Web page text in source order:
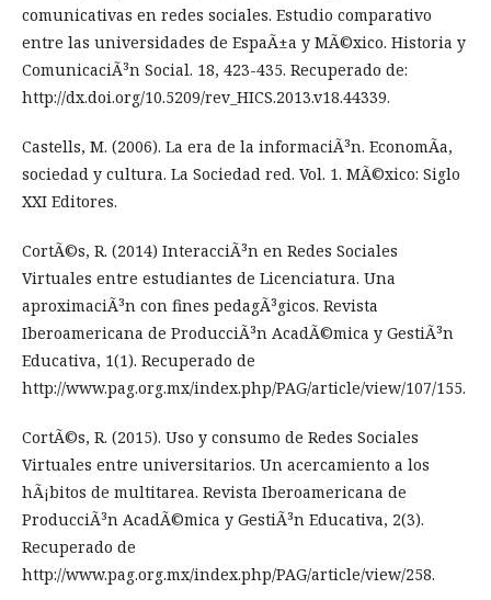
comunicativas en redes sociales. Estudio comparativo
entre las universidades de EspaÃ±a y MÃ©xico. Historia y
ComunicaciÃ³n Social. 18, 423-435. Recuperado de:
http://dx.doi.org/10.5209/rev_HICS.2013.v18.44339.
Castells, M. (2006). La era de la informaciÃ³n. EconomÃ­a,
sociedad y cultura. La Sociedad red. Vol. 1. MÃ©xico: Siglo
XXI Editores.
CortÃ©s, R. (2014) InteracciÃ³n en Redes Sociales
Virtuales entre estudiantes de Licenciatura. Una
aproximaciÃ³n con fines pedagÃ³gicos. Revista
Iberoamericana de ProducciÃ³n AcadÃ©mica y GestiÃ³n
Educativa, 1(1). Recuperado de
http://www.pag.org.mx/index.php/PAG/article/view/107/155.
CortÃ©s, R. (2015). Uso y consumo de Redes Sociales
Virtuales entre universitarios. Un acercamiento a los
hÃ¡bitos de multitarea. Revista Iberoamericana de
ProducciÃ³n AcadÃ©mica y GestiÃ³n Educativa, 2(3).
Recuperado de
http://www.pag.org.mx/index.php/PAG/article/view/258.